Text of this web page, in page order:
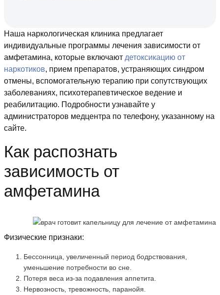
Наша наркологическая клиника предлагает
индивидуальные программы лечения зависимости от
амфетамина, которые включают детоксикацию от
наркотиков, прием препаратов, устраняющих синдром
отмены, вспомогательную терапию при сопутствующих
заболеваниях, психотерапевтическое ведение и
реабилитацию. Подробности узнавайте у
администраторов медцентра по телефону, указанному на
сайте.
Как распознать
зависимость от
амфетамина
Физические признаки:
Бессонница, увеличенный период бодрствования,
уменьшение потребности во сне.
Потеря веса из-за подавления аппетита.
Нервозность, тревожность, паранойя.